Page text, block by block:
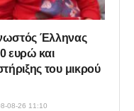
Έλληνας
ευρώ και
του μικρού
08-26 11:10